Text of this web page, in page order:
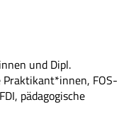
und Dipl.
Praktikant*innen, FOS-
pädagogische